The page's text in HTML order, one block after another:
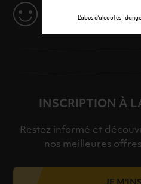
L’abus d’alcool est
Des solutions
INSCRIPTION À
Restez informé et
nos meilleures